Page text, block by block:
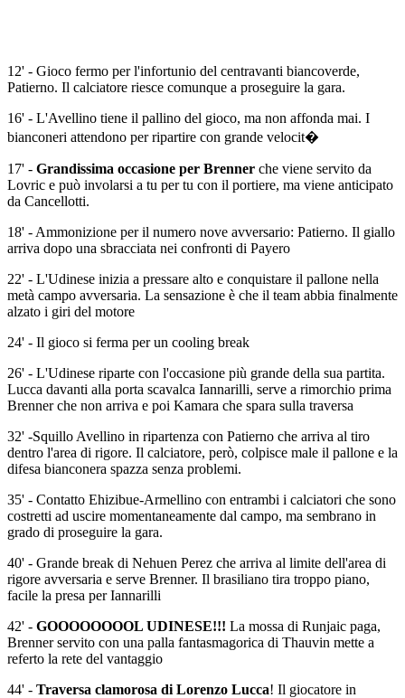
12' - Gioco fermo per l'infortunio del centravanti biancoverde,
Patierno. Il calciatore riesce comunque a proseguire la gara.
16' - L'Avellino tiene il pallino del gioco, ma non affonda mai. I
bianconeri attendono per ripartire con grande velocit�
17' - Grandissima occasione per Brenner che viene servito da
Lovric e può involarsi a tu per tu con il portiere, ma viene anticipato
da Cancellotti.
18' - Ammonizione per il numero nove avversario: Patierno. Il giallo
arriva dopo una sbracciata nei confronti di Payero
22' - L'Udinese inizia a pressare alto e conquistare il pallone nella
metà campo avversaria. La sensazione è che il team abbia finalmente
alzato i giri del motore
24' - Il gioco si ferma per un cooling break
26' - L'Udinese riparte con l'occasione più grande della sua partita.
Lucca davanti alla porta scavalca Iannarilli, serve a rimorchio prima
Brenner che non arriva e poi Kamara che spara sulla traversa
32' -Squillo Avellino in ripartenza con Patierno che arriva al tiro
dentro l'area di rigore. Il calciatore, però, colpisce male il pallone e la
difesa bianconera spazza senza problemi.
35' - Contatto Ehizibue-Armellino con entrambi i calciatori che sono
costretti ad uscire momentaneamente dal campo, ma sembrano in
grado di proseguire la gara.
40' - Grande break di Nehuen Perez che arriva al limite dell'area di
rigore avversaria e serve Brenner. Il brasiliano tira troppo piano,
facile la presa per Iannarilli
42' - GOOOOOOOOL UDINESE!!! La mossa di Runjaic paga,
Brenner servito con una palla fantasmagorica di Thauvin mette a
referto la rete del vantaggio
44' - Traversa clamorosa di Lorenzo Lucca! Il giocatore in